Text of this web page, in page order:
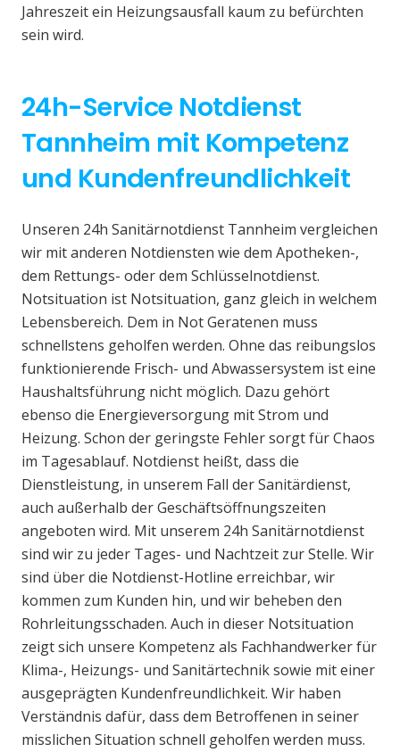
Jahreszeit ein Heizungsausfall kaum zu befürchten
sein wird.
24h-Service Notdienst
Tannheim mit Kompetenz
und Kundenfreundlichkeit
Unseren 24h Sanitärnotdienst Tannheim vergleichen
wir mit anderen Notdiensten wie dem Apotheken-,
dem Rettungs- oder dem Schlüsselnotdienst.
Notsituation ist Notsituation, ganz gleich in welchem
Lebensbereich. Dem in Not Geratenen muss
schnellstens geholfen werden. Ohne das reibungslos
funktionierende Frisch- und Abwassersystem ist eine
Haushaltsführung nicht möglich. Dazu gehört
ebenso die Energieversorgung mit Strom und
Heizung. Schon der geringste Fehler sorgt für Chaos
im Tagesablauf. Notdienst heißt, dass die
Dienstleistung, in unserem Fall der Sanitärdienst,
auch außerhalb der Geschäftsöffnungszeiten
angeboten wird. Mit unserem 24h Sanitärnotdienst
sind wir zu jeder Tages- und Nachtzeit zur Stelle. Wir
sind über die Notdienst-Hotline erreichbar, wir
kommen zum Kunden hin, und wir beheben den
Rohrleitungsschaden. Auch in dieser Notsituation
zeigt sich unsere Kompetenz als Fachhandwerker für
Klima-, Heizungs- und Sanitärtechnik sowie mit einer
ausgeprägten Kundenfreundlichkeit. Wir haben
Verständnis dafür, dass dem Betroffenen in seiner
misslichen Situation schnell geholfen werden muss.